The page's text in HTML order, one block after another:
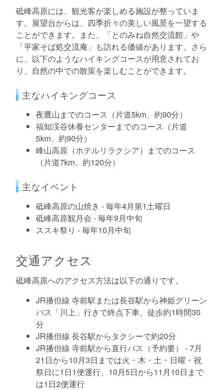
砥峰高原には、観光客が楽しめる施設が整っていま
す。展望台からは、四季折々の美しい風景を一望する
ことができます。また、「とのみね自然交流館」や
「平家そば処交流庵」も訪れる価値があります。さら
に、以下のようなハイキングコースが用意されてお
り、自然の中での散策を楽しむことができます。
主なハイキングコース
夜鷹山までのコース（片道5km、約90分）
福知渓谷休養センターまでのコース（片道
5km、約90分）
峰山高原（ホテルリラクシア）までのコース
（片道7km、約120分）
主なイベント
砥峰高原の山焼き - 毎年4月第1土曜日
砥峰高原観月会 - 毎年9月中旬
ススキ祭り - 毎年10月中旬
交通アクセス
砥峰高原へのアクセス方法は以下の通りです。
JR播但線 寺前駅または長谷駅から神姫グリーン
バス「川上」行きで終点下車、徒歩約1時間30
分
JR播但線 長谷駅からタクシーで約20分
JR播但線 寺前駅から直行バス（予約要） - 7月
21日から10月3日までは火・木・土・日曜・祝
祭日に1日1便運行、10月5日から11月10日まで
は1日2便運行